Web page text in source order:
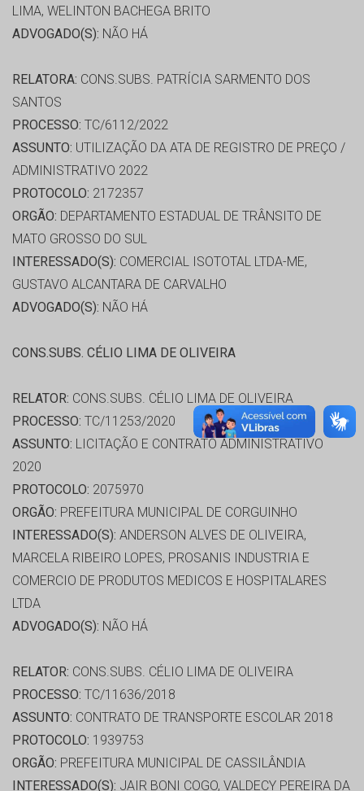
LIMA, WELINTON BACHEGA BRITO
ADVOGADO(S): NÃO HÁ
RELATORA: CONS.SUBS. PATRÍCIA SARMENTO DOS
SANTOS
PROCESSO: TC/6112/2022
ASSUNTO: UTILIZAÇÃO DA ATA DE REGISTRO DE PREÇO /
ADMINISTRATIVO 2022
PROTOCOLO: 2172357
ORGÃO: DEPARTAMENTO ESTADUAL DE TRÂNSITO DE
MATO GROSSO DO SUL
INTERESSADO(S): COMERCIAL ISOTOTAL LTDA-ME,
GUSTAVO ALCANTARA DE CARVALHO
ADVOGADO(S): NÃO HÁ
CONS.SUBS. CÉLIO LIMA DE OLIVEIRA
RELATOR: CONS.SUBS. CÉLIO LIMA DE OLIVEIRA
PROCESSO: TC/11253/2020
ASSUNTO: LICITAÇÃO E CONTRATO ADMINISTRATIVO
2020
PROTOCOLO: 2075970
ORGÃO: PREFEITURA MUNICIPAL DE CORGUINHO
INTERESSADO(S): ANDERSON ALVES DE OLIVEIRA,
MARCELA RIBEIRO LOPES, PROSANIS INDUSTRIA E
COMERCIO DE PRODUTOS MEDICOS E HOSPITALARES
LTDA
ADVOGADO(S): NÃO HÁ
RELATOR: CONS.SUBS. CÉLIO LIMA DE OLIVEIRA
PROCESSO: TC/11636/2018
ASSUNTO: CONTRATO DE TRANSPORTE ESCOLAR 2018
PROTOCOLO: 1939753
ORGÃO: PREFEITURA MUNICIPAL DE CASSILÂNDIA
INTERESSADO(S): JAIR BONI COGO, VALDECY PEREIRA DA